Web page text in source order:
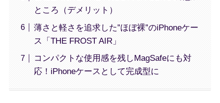
ところ（デメリット）
薄さと軽さを追求した”ほぼ裸”のiPhoneケー
ス「THE FROST AIR」
コンパクトな使用感を残しMagSafeにも対
応！iPhoneケースとして完成型に